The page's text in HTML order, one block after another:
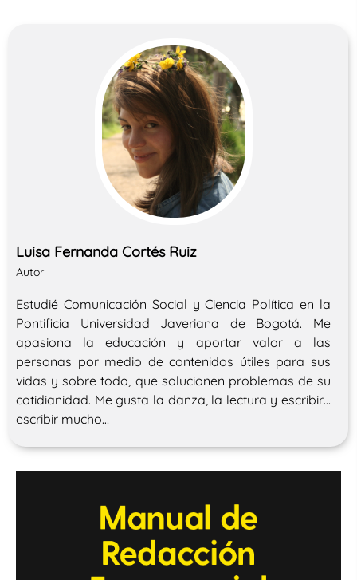
Luisa Fernanda Cortés Ruiz
Autor
Estudié Comunicación Social y Ciencia Política en la
Pontificia Universidad Javeriana de Bogotá. Me
apasiona la educación y aportar valor a las
personas por medio de contenidos útiles para sus
vidas y sobre todo, que solucionen problemas de su
cotidianidad. Me gusta la danza, la lectura y escribir…
escribir mucho…